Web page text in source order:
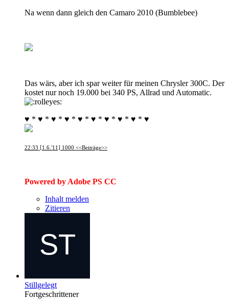
Na wenn dann gleich den Camaro 2010 (Bumblebee)
Das wärs, aber ich spar weiter für meinen Chrysler 300C. Der
kostet nur noch 19.000 bei 340 PS, Allrad und Automatic.
♥ * ♥ * ♥ * ♥ * ♥ * ♥ * ♥ * ♥ * ♥ * ♥
22:33 [1.6.'11] 1000 <<Beiträge>>
Powered by Adobe PS CC
Inhalt melden
Zitieren
Stillgelegt
Fortgeschrittener